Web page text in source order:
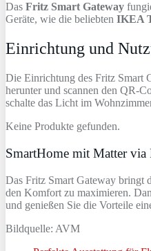
Das Fritz Smart Gateway
Geräte, wie die beliebten IKEA
Einrichtung und
Die Einrichtung des Fritz Smart
herunter und scannen den QR-
schalte das Licht im
Keine Produkte gefunden.
SmartHome mit Matter via
Das Fritz Smart Gateway bringt
den Komfort zu maximieren.
und genießen Sie die Vorteile
Bildquelle: AVM